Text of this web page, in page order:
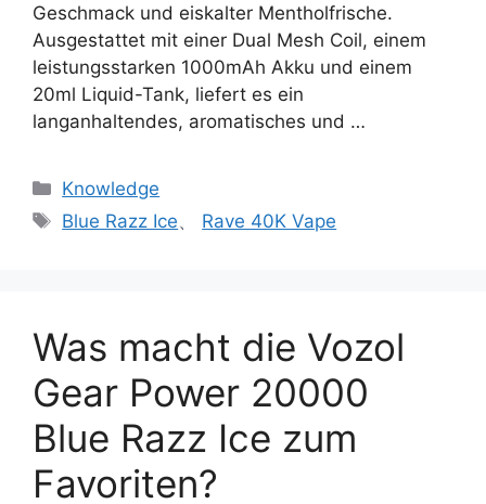
Geschmack und eiskalter Mentholfrische.
Ausgestattet mit einer Dual Mesh Coil, einem
leistungsstarken 1000mAh Akku und einem
20ml Liquid-Tank, liefert es ein
langanhaltendes, aromatisches und …
Knowledge
Blue Razz Ice、 Rave 40K Vape
Was macht die Vozol
Gear Power 20000
Blue Razz Ice zum
Favoriten?